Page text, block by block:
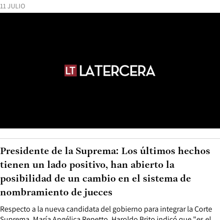
11 JULIO
Respecto a la nueva candidata del gobierno para integrar la Corte
Presidente de la Suprema: Los últimos hechos
tienen un lado positivo, han abierto la
posibilidad de un cambio en el sistema de
nombramiento de jueces